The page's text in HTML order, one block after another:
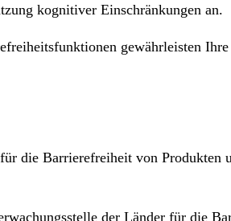
kognitiver Einschränkungen an.
gewährleisten Ihre
die Barrierefreiheit von
der Länder für die